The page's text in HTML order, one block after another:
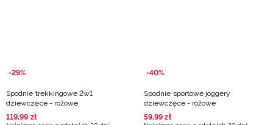
-29%
Spodnie trekkingowe 2w1
dziewczęce - różowe
119,99 zł
-40%
Spodnie sportowe joggery
dziewczęce - różowe
59,99 zł